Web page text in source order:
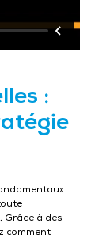
:
Grâce à des
comment